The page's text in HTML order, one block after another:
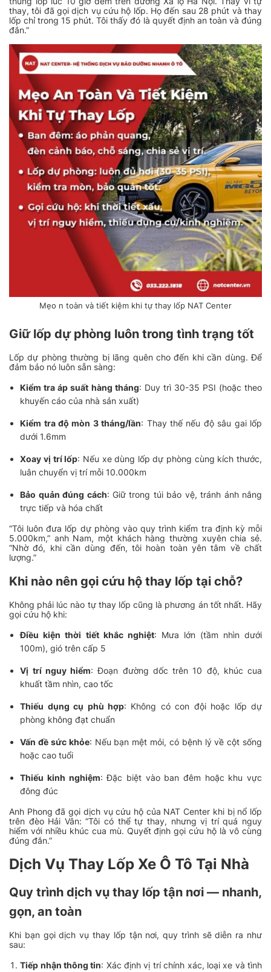
thay, tôi đã gọi dịch vụ cứu hộ lốp. Họ đến sau 28 phút và thay
lốp chỉ trong 15 phút. Tôi thấy đó là quyết định an toàn và đúng
đắn.”
Mẹo n toàn và tiết kiệm khi tự thay lốp NAT Center
Giữ lốp dự phòng luôn trong tình trạng tốt
Lốp dự phòng thường bị lãng quên cho đến khi cần dùng. Để
đảm bảo nó luôn sẵn sàng:
Kiểm tra áp suất hàng tháng: Duy trì 30-35 PSI (hoặc theo
khuyến cáo của nhà sản xuất)
Kiểm tra độ mòn 3 tháng/lần: Thay thế nếu độ sâu gai lốp
dưới 1.6mm
Xoay vị trí lốp: Nếu xe dùng lốp dự phòng cùng kích thước,
luân chuyển vị trí mỗi 10.000km
Bảo quản đúng cách: Giữ trong túi bảo vệ, tránh ánh nắng
trực tiếp và hóa chất
“Tôi luôn đưa lốp dự phòng vào quy trình kiểm tra định kỳ mỗi
5.000km,” anh Nam, một khách hàng thường xuyên chia sẻ.
“Nhờ đó, khi cần dùng đến, tôi hoàn toàn yên tâm về chất
lượng.”
Khi nào nên gọi cứu hộ thay lốp tại chỗ?
Không phải lúc nào tự thay lốp cũng là phương án tốt nhất. Hãy
gọi cứu hộ khi:
Điều kiện thời tiết khắc nghiệt: Mưa lớn (tầm nhìn dưới
100m), gió trên cấp 5
Vị trí nguy hiểm: Đoạn đường dốc trên 10 độ, khúc cua
khuất tầm nhìn, cao tốc
Thiếu dụng cụ phù hợp: Không có con đội hoặc lốp dự
phòng không đạt chuẩn
Vấn đề sức khỏe: Nếu bạn mệt mỏi, có bệnh lý về cột sống
hoặc cao tuổi
Thiếu kinh nghiệm: Đặc biệt vào ban đêm hoặc khu vực
đông đúc
Anh Phong đã gọi dịch vụ cứu hộ của NAT Center khi bị nổ lốp
trên đèo Hải Vân: “Tôi có thể tự thay, nhưng vị trí quá nguy
hiểm với nhiều khúc cua mù. Quyết định gọi cứu hộ là vô cùng
đúng đắn.”
Dịch Vụ Thay Lốp Xe Ô Tô Tại Nhà
Quy trình dịch vụ thay lốp tận nơi — nhanh,
gọn, an toàn
Khi bạn gọi dịch vụ thay lốp tận nơi, quy trình sẽ diễn ra như
sau:
Tiếp nhận thông tin: Xác định vị trí chính xác, loại xe và tình